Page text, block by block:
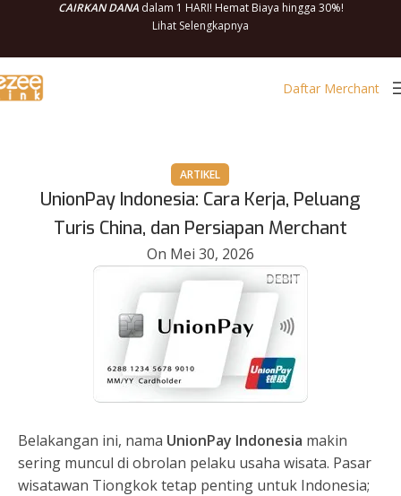
CAIRKAN DANAdalam 1 HARI! Hemat Biaya hingga 30%!
Lihat Selengkapnya
Daftar Merchant
ARTIKEL
UnionPay Indonesia: Cara Kerja, Peluang
Turis China, dan Persiapan Merchant
On Mei 30, 2026
Belakangan ini, nama UnionPay Indonesia makin
sering muncul di obrolan pelaku usaha wisata. Pasar
wisatawan Tiongkok tetap penting untuk Indonesia;